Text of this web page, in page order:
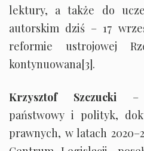
lektury, a także do
autorskim dziś – 17
reformie ustrojowej
kontynuowana[3].
Krzysztof Szczucki –
państwowy i polityk,
prawnych, w latach